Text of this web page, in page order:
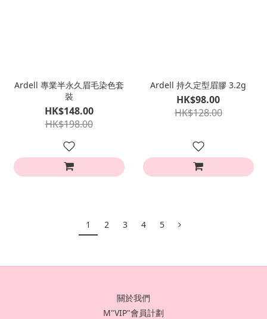
Ardell 專業半永久眉毛染色套
裝
HK$148.00
HK$198.00
Ardell 持久定型眉膠 3.2g
HK$98.00
HK$128.00
1 2 3 4 5
關於我們
M"VIP"會員計劃